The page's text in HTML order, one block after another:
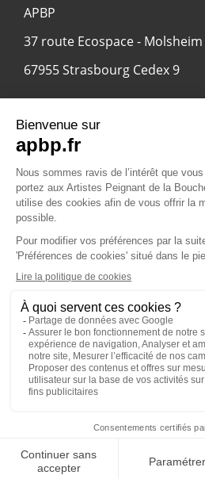
APBP
37 route Ecospace - Molsheim
67955 Strasbourg Cedex 9
© 2024 APBP